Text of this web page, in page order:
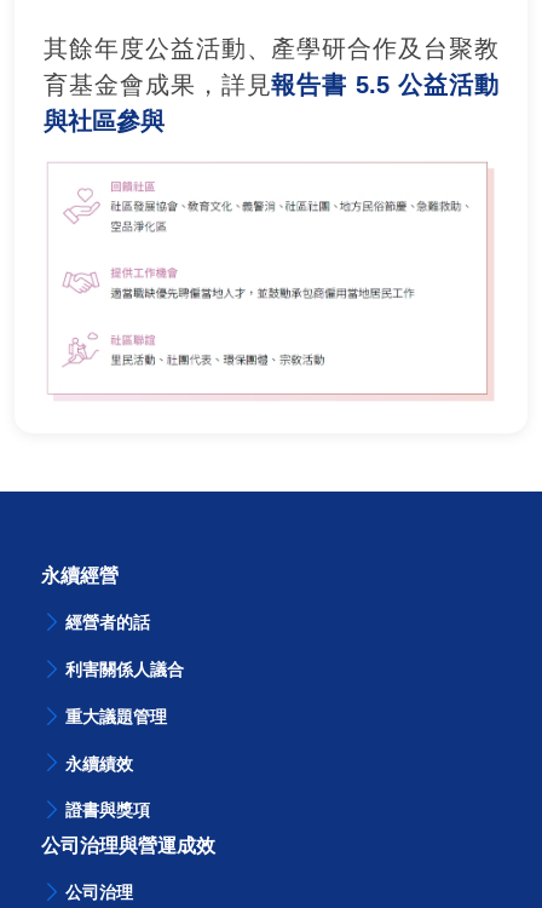
其餘年度公益活動、產學研合作及台聚教
育基金會成果，詳見報告書 5.5 公益活動
與社區參與
永續經營
經營者的話
利害關係人議合
重大議題管理
永續績效
證書與獎項
公司治理與營運成效
公司治理